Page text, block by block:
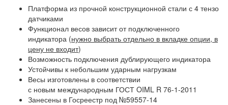
Платформа из прочной конструкционной стали с 4 тензо
датчиками
Функционал весов зависит от подключенного
индикатора (нужно выбрать отдельно в вкладке опции, в
цену не входит)
Возможность подключения дублирующего индикатора
Устойчивы к небольшим ударным нагрузкам
Весы изготовлены в соответствии
с новым международным ГОСТ OIML R 76-1-2011
Занесены в Госреестр под №59557-14